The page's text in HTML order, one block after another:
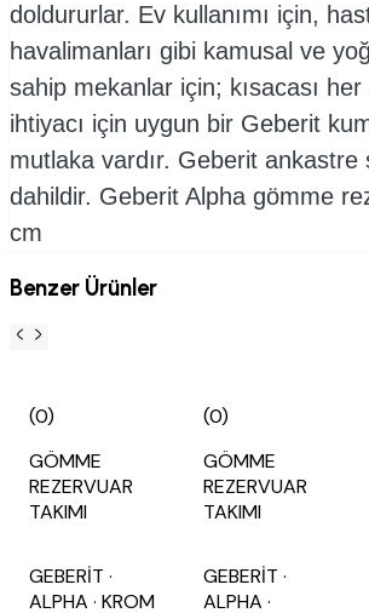
doldururlar. Ev kullanımı için,
havalimanları gibi kamusal ve
sahip mekanlar için; kısacası her
ihtiyacı için uygun bir Geberit
mutlaka vardır. Geberit ankastre
dahildir. Geberit Alpha gömme
cm
Benzer Ürünler
(0)
GÖMME
REZERVUAR
TAKIMI
GEBERİT ·
ALPHA · KROM
(0)
GÖMME
REZERVUAR
TAKIMI
GEBERİT ·
ALPHA ·